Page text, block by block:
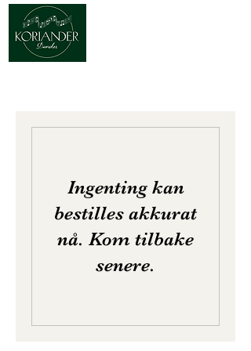
Ingenting kan
bestilles akkurat
nå. Kom tilbake
senere.